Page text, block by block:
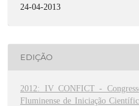
24-04-2013
EDIÇÃO
2012: IV CONFICT -
Fluminense de Iniciação